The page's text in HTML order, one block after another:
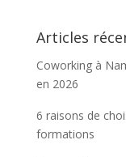
Articles
Coworking à
en 2026
6 raisons de
formations